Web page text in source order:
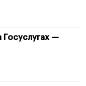
Госуслугах —